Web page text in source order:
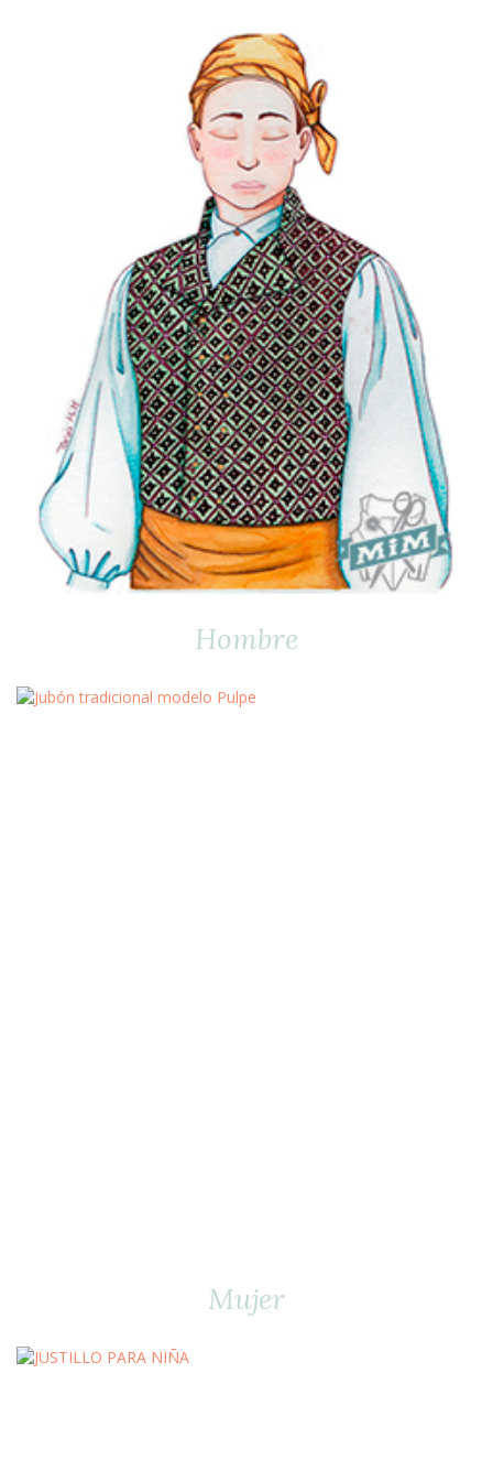
Hombre
Mujer